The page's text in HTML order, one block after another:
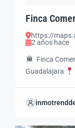
Finca
| Colonia
https://
2 años hace
Finca
Guadalajara
https://